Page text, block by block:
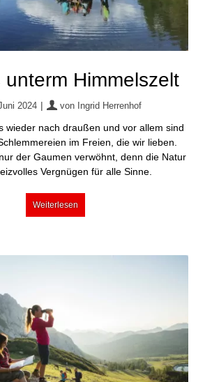
unterm Himmelszelt
2024 | von Ingrid Herrenhof
wieder nach draußen und vor allem sind
im Freien, die wir lieben.
der Gaumen verwöhnt, denn die Natur
Vergnügen für alle Sinne.
Weiterlesen